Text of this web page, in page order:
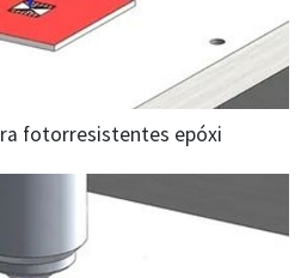
fotorresistentes epóxi